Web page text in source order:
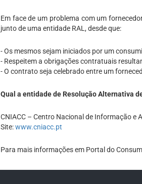
Em face de um problema com um
junto de uma entidade RAL, desde que:
- Os mesmos sejam iniciados por um
- Respeitem a obrigações contratuais
- O contrato seja celebrado entre um
Qual a entidade de Resolução Alternativa
CNIACC – Centro Nacional de Informação e
Site:www.cniacc.pt
Para mais informações em Portal do